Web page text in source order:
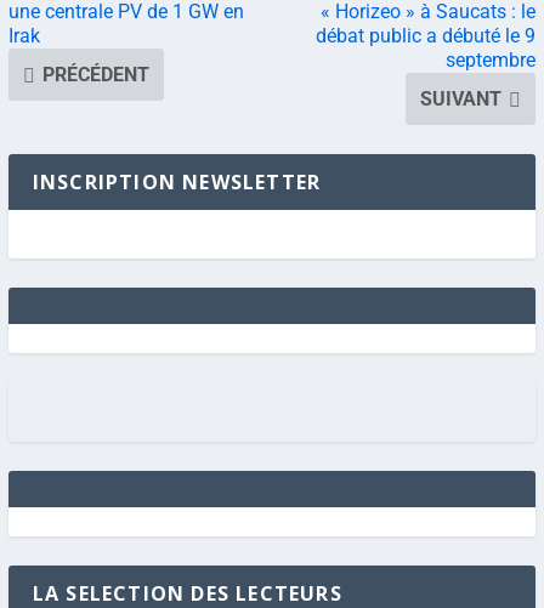
une centrale PV de 1 GW en
Irak
PRÉCÉDENT
« Horizeo » à Saucats : le
débat public a débuté le 9
septembre
SUIVANT
INSCRIPTION NEWSLETTER
LA SELECTION DES LECTEURS